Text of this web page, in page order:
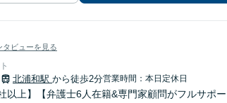
タビューを見る
北浦和駅 から徒歩2分営業時間：本日定休日
以上】【弁護士6人在籍&専門家顧問がフルサポ